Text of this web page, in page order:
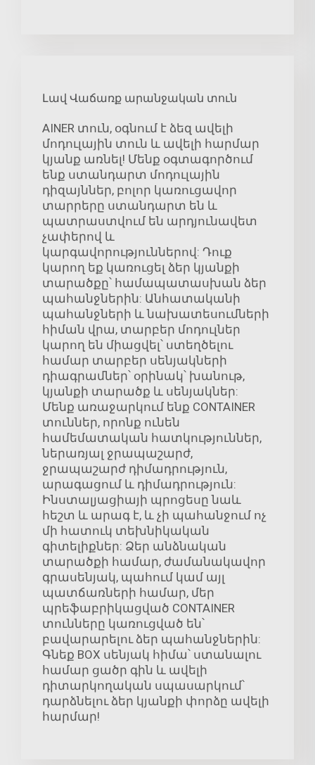
Լավ Վաճառք արանջական տուն
AINER տուն, օգնում է ձեզ ավելի
մոդուլային տուն և ավելի հարմար
կյանք առնել! Մենք օգտագործում
ենք ստանդարտ մոդուլային
դիզայններ, բոլոր կառուցավոր
տարրերը ստանդարտ են և
պատրաստվում են արդյունավետ
չափերով և
կարգավորություններով: Դուք
կարող եք կառուցել ձեր կյանքի
տարածքը՝ համապատասխան ձեր
պահանջներին: Անհատականի
պահանջների և նախատեսումների
հիման վրա, տարբեր մոդուլներ
կարող են միացվել՝ ստեղծելու
համար տարբեր սենյակների
դիագրամներ՝ օրինակ՝ խանութ,
կյանքի տարածք և սենյակներ:
Մենք առաջարկում ենք CONTAINER
տուններ, որոնք ունեն
համեմատական հատկություններ,
ներառյալ ջրապաշարժ,
ջրապաշարժ դիմադրություն,
արագացում և դիմադրություն:
Ինստալյացիայի պրոցեսը նաև
հեշտ և արագ է, և չի պահանջում ոչ
մի հատուկ տեխնիկական
գիտելիքներ: Ձեր անձնական
տարածքի համար, ժամանակավոր
գրասենյակ, պահում կամ այլ
պատճառների համար, մեր
պրեֆաբրիկացված CONTAINER
տունները կառուցված են՝
բավարարելու ձեր պահանջներին:
Գնեք BOX սենյակ հիմա՝ ստանալու
համար ցածր գին և ավելի
դիտարկողական սպասարկում՝
դարձնելու ձեր կյանքի փորձը ավելի
հարմար!